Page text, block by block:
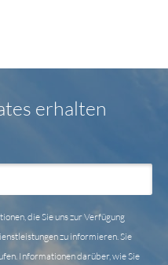
erhalten
die Sie uns zur Verfügung
zu informieren. Sie
Informationen darüber, wie Sie